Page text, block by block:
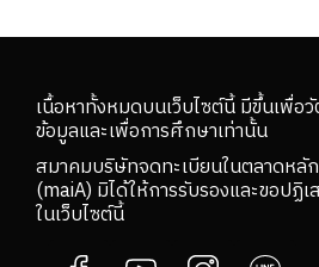
เนื้อหาทั้งหมดบนเว็บไซต์นี้ มีขึ้นเพื่อ
ข้อมูลและเพื่อการศึกษาเท่านั้น
สมาคมบริษัทจดทะเบียนในตลาดหลัก
(maiA) มิได้ให้การรับรองและขอปฏิ
ในเว็บไซต์นี้